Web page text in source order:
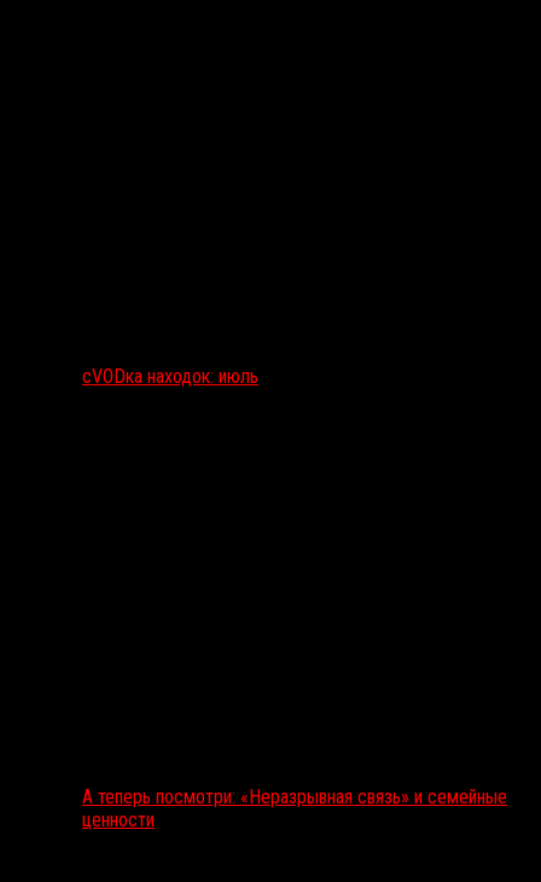
сVODка находок: июль
А теперь посмотри: «Неразрывная связь» и семейные
ценности